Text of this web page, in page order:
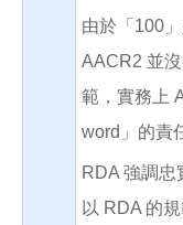
由於「100
AACR2 並
範，實務上
word」的責
RDA 強調
以 RDA 的